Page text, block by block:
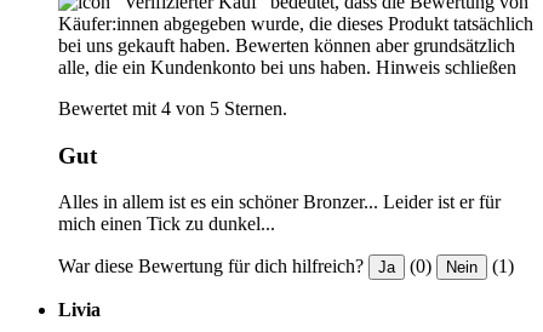
Käufer:innen abgegeben wurde, die dieses Produkt tatsächlich
bei uns gekauft haben. Bewerten können aber grundsätzlich
alle, die ein Kundenkonto bei uns haben. Hinweis schließen
Bewertet mit 4 von 5 Sternen.
Gut
Alles in allem ist es ein schöner Bronzer... Leider ist er für
mich einen Tick zu dunkel...
War diese Bewertung für dich hilfreich? Ja (0) Nein (1)
Livia